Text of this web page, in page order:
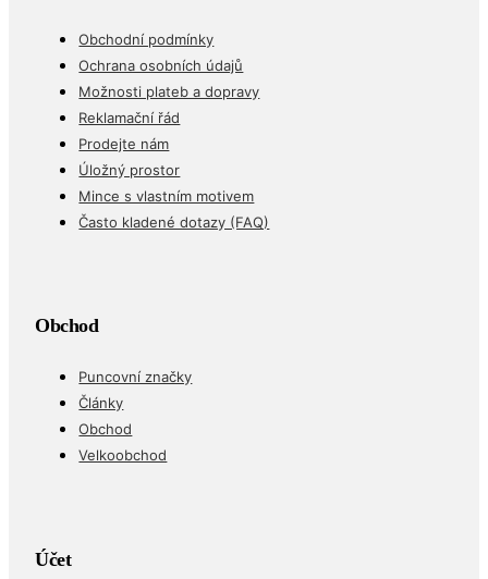
Obchodní podmínky
Ochrana osobních údajů
Možnosti plateb a dopravy
Reklamační řád
Prodejte nám
Úložný prostor
Mince s vlastním motivem
Často kladené dotazy (FAQ)
Obchod
Puncovní značky
Články
Obchod
Velkoobchod
Účet